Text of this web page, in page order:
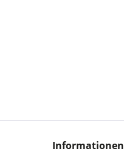
Informationen